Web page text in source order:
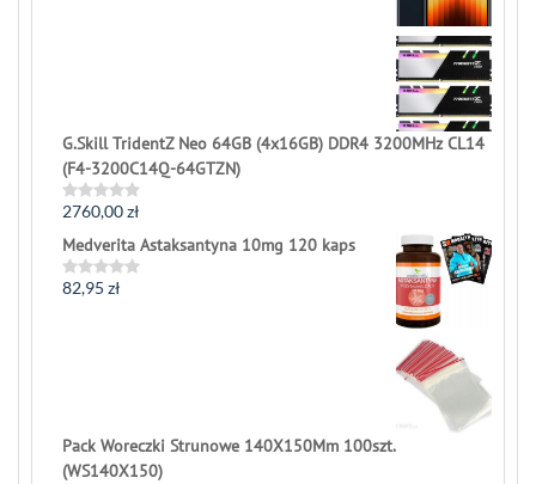
G.Skill TridentZ Neo 64GB (4x16GB) DDR4 3200MHz CL14
(F4-3200C14Q-64GTZN)
Rated
out
of
5
2760,00zł
Medverita Astaksantyna 10mg 120 kaps
Rated
82,95 zł
Pack Woreczki Strunowe 140X150Mm 100szt.
(WS140X150)